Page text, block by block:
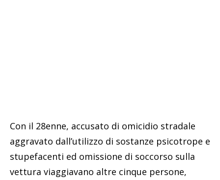
Con il 28enne, accusato di omicidio stradale
aggravato dall’utilizzo di sostanze psicotrope e
stupefacenti ed omissione di soccorso sulla
vettura viaggiavano altre cinque persone,